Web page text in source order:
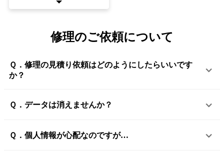
修理のご依頼について
Ｑ．修理の見積り依頼はどのようにしたらいいです
か？
Ｑ．データは消えませんか？
Ｑ．個人情報が心配なのですが…